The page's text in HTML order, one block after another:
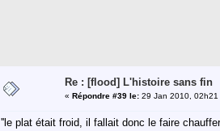
Re : [flood] L'histoire sans fin
« Répondre #39 le: 29 Jan 2010, 02h21
''le plat était froid, il fallait donc le faire